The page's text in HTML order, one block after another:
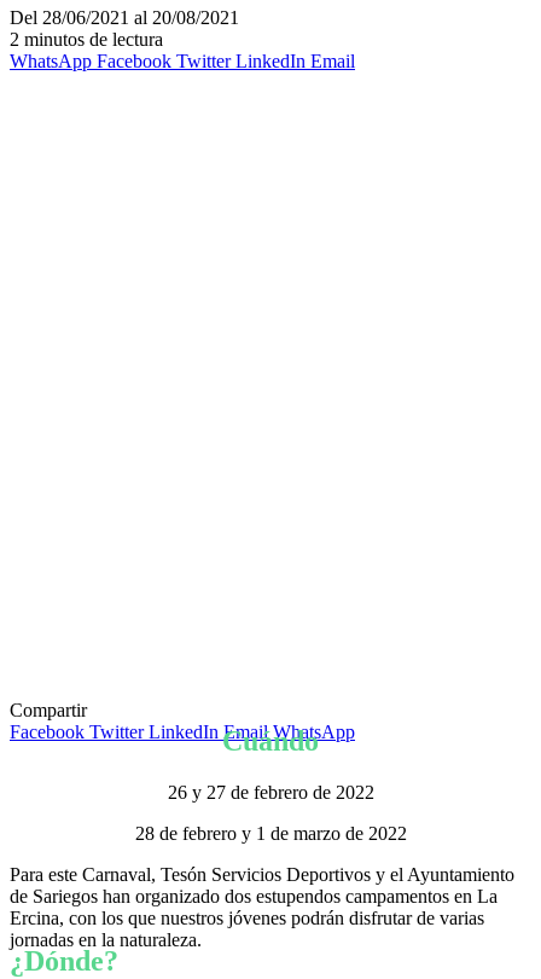
Del 28/06/2021 al 20/08/2021
2 minutos de lectura
WhatsApp Facebook Twitter LinkedIn Email
Compartir
Facebook Twitter LinkedIn Email WhatsApp
Cuándo
26 y 27 de febrero de 2022
28 de febrero y 1 de marzo de 2022
Para este Carnaval, Tesón Servicios Deportivos y el Ayuntamiento
de Sariegos han organizado dos estupendos campamentos en La
Ercina, con los que nuestros jóvenes podrán disfrutar de varias
jornadas en la naturaleza.
¿Dónde?